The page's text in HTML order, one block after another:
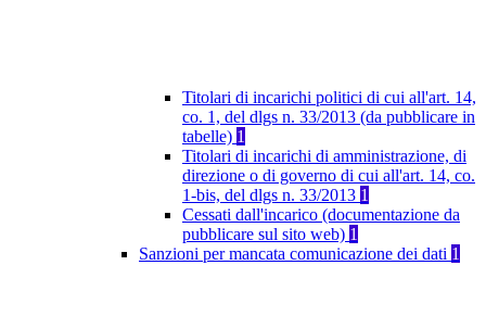
Titolari di incarichi politici di cui all'art. 14,
co. 1, del dlgs n. 33/2013 (da pubblicare in
tabelle) 1
Titolari di incarichi di amministrazione, di
direzione o di governo di cui all'art. 14, co.
1-bis, del dlgs n. 33/2013 1
Cessati dall'incarico (documentazione da
pubblicare sul sito web) 1
Sanzioni per mancata comunicazione dei dati 1